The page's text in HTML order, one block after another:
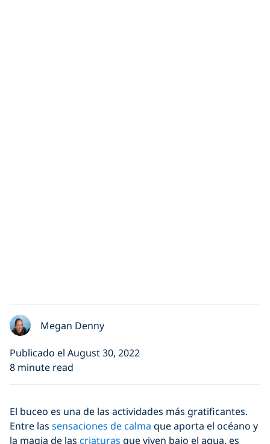
Megan Denny
Publicado el August 30, 2022
8 minute read
El buceo es una de las actividades más gratificantes.
Entre las sensaciones de calma que aporta el océano y
la magia de las criaturas que viven bajo el agua, es